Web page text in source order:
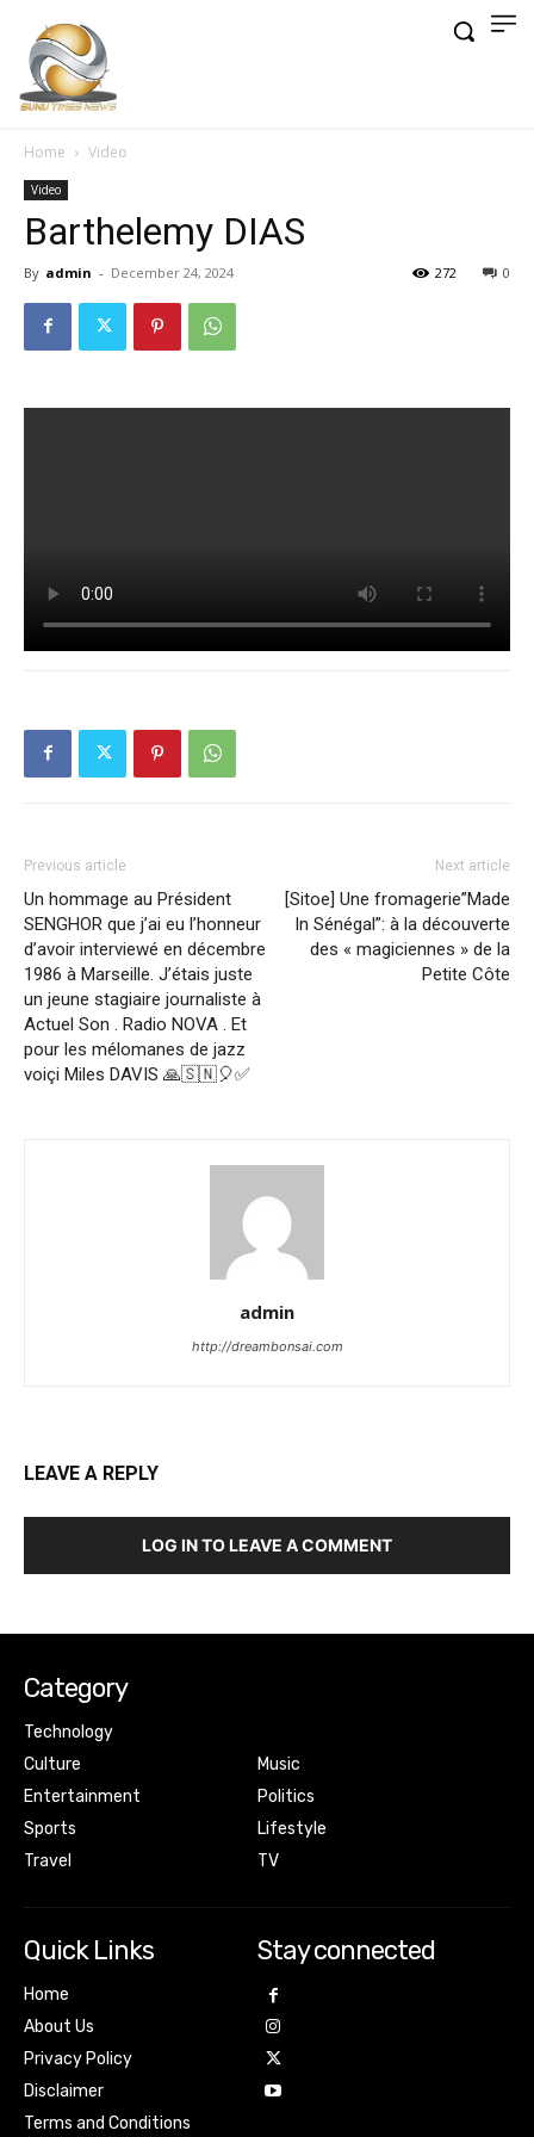
Home Video
Video
Barthelemy DIAS
By admin - December 24, 2024 0
272
Previous article
Un hommage au Président
SENGHOR que j’ai eu l’honneur
d’avoir interviewé en décembre
1986 à Marseille. J’étais juste
un jeune stagiaire journaliste à
Actuel Son . Radio NOVA . Et
pour les mélomanes de jazz
voiçi Miles DAVIS 🙏🇸🇳🎈✅
Next article
[Sitoe] Une fromagerie”Made
In Sénégal”: à la découverte
des « magiciennes » de la
Petite Côte
admin
http://dreambonsai.com
LEAVE A REPLY
LOG IN TO LEAVE A COMMENT
Category
Technology
Culture
Entertainment
Sports
Travel
Music
Politics
Lifestyle
TV
Quick Links
Home
About Us
Privacy Policy
Disclaimer
Terms and Conditions
Stay connected